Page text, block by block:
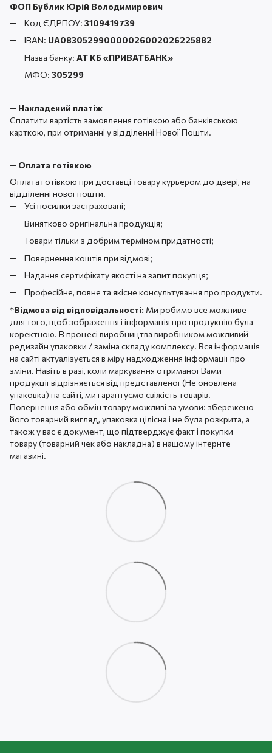
ФОП Бублик Юрій Володимирович
Код ЄДРПОУ: 3109419739
IBAN: UA083052990000026002026225882
Назва банку: АТ КБ «ПРИВАТБАНК»
МФО: 305299
— Накладений платіж
Сплатити вартість замовлення готівкою або банківською
карткою, при отриманні у відділенні Нової Пошти.
— Оплата готівкою
Оплата готівкою при доставці товару курьером до двері, на
відділенні нової пошти.
Усі посилки застраховані;
Винятково оригінальна продукція;
Товари тільки з добрим терміном придатності;
Повернення коштів при відмові;
Надання сертифікату якості на запит покупця;
Професійне, повне та якісне консультування про продукти.
*Відмова від відповідальності: Ми робимо все можливе
для того, щоб зображення і інформація про продукцію була
коректною. В процесі виробництва виробником можливий
редизайн упаковки / заміна складу комплексу. Вся інформація
на сайті актуалізується в міру надходження інформації про
зміни. Навіть в разі, коли маркування отриманої Вами
продукції відрізняється від представленої (Не оновлена ​​
упаковка) на сайті, ми гарантуємо свіжість товарів.
Повернення або обмін товару можливі за умови: збережено
його товарний вигляд, упаковка цілісна і не була розкрита, а
також у вас є документ, що підтверджує факт і покупки
товару (товарний чек або накладна) в нашому інтернте-
магазині.